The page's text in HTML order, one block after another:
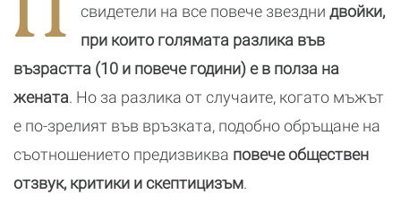
свидетели на все повече звездни двойки,
при които голямата разлика във
възрастта (10 и повече години) е в полза на
жената. Но за разлика от случаите, когато мъжът
е по-зрелият във връзката, подобно обръщане на
съотношението предизвиква повече обществен
отзвук, критики и скептицизъм.